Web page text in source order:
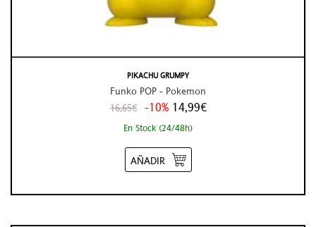
PIKACHU GRUMPY
Funko POP - Pokemon
16,65€ -10% 14,99€
En Stock (24/48h)
AÑADIR